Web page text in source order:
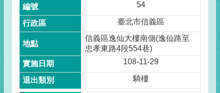
54
臺北市信義區
信義區逸仙大樓南側(逸仙路至
忠孝東路4段554巷)
108-11-29
騎樓